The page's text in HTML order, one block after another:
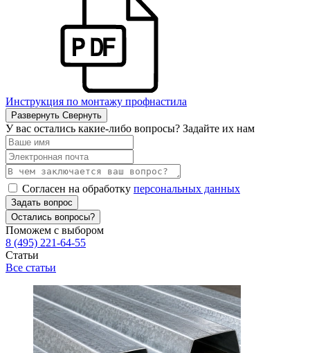
Инструкция по монтажу профнастила
Развернуть Свернуть
У вас остались какие-либо вопросы? Задайте их нам
Согласен на обработку персональных данных
Задать вопрос
Остались вопросы?
Поможем с выбором
8 (495) 221-64-55
Статьи
Все статьи